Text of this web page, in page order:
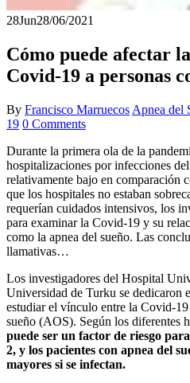
28Jun28/06/2021
Cómo puede afectar
Covid-19 a personas
By Francisco Marruecos Apnea del
19 0 Comments
Durante la primera ola de la
hospitalizaciones por infecciones
relativamente bajo en comparación
que los hospitales no estaban
requerían cuidados intensivos, los
para examinar la Covid-19 y su
como la apnea del sueño. Las
llamativas…
Los investigadores del Hospital
Universidad de Turku se dedicaron
estudiar el vínculo entre la Covid-
sueño (AOS). Según los diferentes
puede ser un factor de riesgo
2, y los pacientes con apnea del
mayores si se infectan.